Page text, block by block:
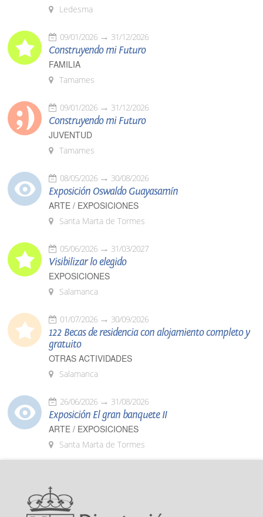
Ledesma
09/01/2026 31/12/2026
Construyendo mi Futuro
FAMILIA
Tamames
09/01/2026 31/12/2026
Construyendo mi Futuro
JUVENTUD
Tamames
08/05/2026 30/08/2026
Exposición Oswaldo Guayasamín
ARTE / EXPOSICIONES
Santa Marta de Tormes
05/06/2026 31/03/2027
Visibilizar lo elegido
EXPOSICIONES
Salamanca
01/07/2026 30/09/2026
122 Becas de residencia con alojamiento completo y
gratuito
OTRAS ACTIVIDADES
Salamanca
26/06/2026 31/08/2026
Exposición El gran banquete II
ARTE / EXPOSICIONES
Santa Marta de Tormes